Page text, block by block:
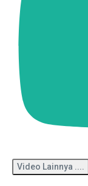
Video Lainnya ....